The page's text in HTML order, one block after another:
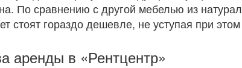
По сравнению с другой мебелью из
стоят гораздо дешевле, не уступая при
аренды в «Рентцентр»